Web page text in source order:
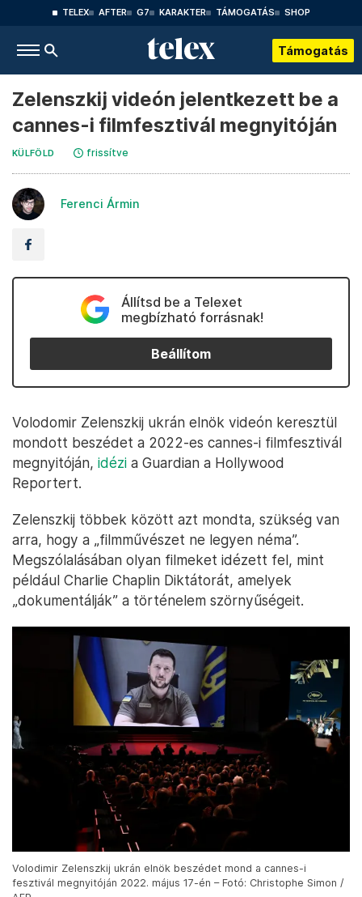
TELEX AFTER G7 KARAKTER TÁMOGATÁS SHOP
Támogatás
Zelenszkij videón jelentkezett be a
cannes-i filmfesztivál megnyitóján
KÜLFÖLD frissítve
Ferenci Ármin
Állítsd be a Telexet
megbízható forrásnak!
Beállítom
Volodomir Zelenszkij ukrán elnök videón keresztül
mondott beszédet a 2022-es cannes-i filmfesztivál
megnyitóján, idézi a Guardian a Hollywood
Reportert.
Zelenszkij többek között azt mondta, szükség van
arra, hogy a „filmművészet ne legyen néma”.
Megszólalásában olyan filmeket idézett fel, mint
például Charlie Chaplin Diktátorát, amelyek
„dokumentálják” a történelem szörnyűségeit.
Volodimir Zelenszkij ukrán elnök beszédet mond a cannes-i
fesztivál megnyitóján 2022. május 17-én – Fotó: Christophe Simon /